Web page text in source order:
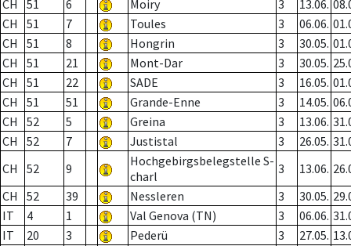
CH 51 6 Moiry 3 13.06.
CH
51 7 Toules 3 06.06.
CH
51 8 Hongrin 3 30.05.
CH
51 21 Mont-Dar 3 30.05.
CH
51 22 SADE 3 16.05.
CH
51 51 Grande-Enne 3 14.05.
CH
52 5 Greina 3 13.06.
CH
52 7 Justistal 3 26.05.
CH
52 9
Hochgebirgsbelegstelle S-
charl
3 13.06.
CH
52 39 Nessleren 3 30.05.
IT
4 1 Val Genova (TN) 3 06.06.
IT
20 3 Pederü 3 27.05.